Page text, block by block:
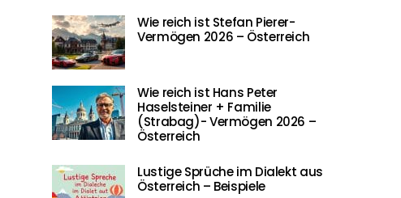
Wie reich ist Stefan Pierer-
Vermögen 2026 – Österreich
Wie reich ist Hans Peter
Haselsteiner + Familie
(Strabag)- Vermögen 2026 –
Österreich
Lustige Sprüche im Dialekt aus
Österreich – Beispiele